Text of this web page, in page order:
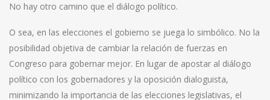
No hay otro camino que el diálogo político.
O sea, en las elecciones el gobierno se juega lo simbólico. No la
posibilidad objetiva de cambiar la relación de fuerzas en
Congreso para gobernar mejor. En lugar de apostar al diálogo
político con los gobernadores y la oposición dialoguista,
minimizando la importancia de las elecciones legislativas, el